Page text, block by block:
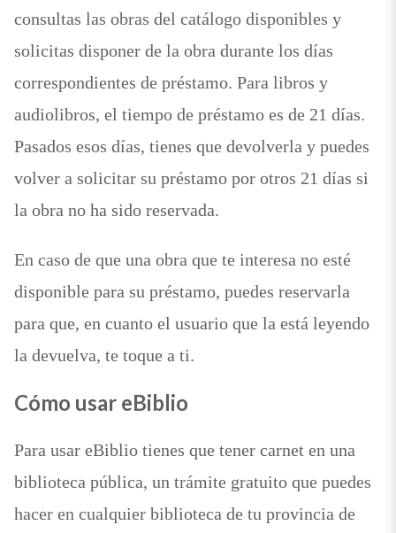
consultas las obras del catálogo disponibles y
solicitas disponer de la obra durante los días
correspondientes de préstamo. Para libros y
audiolibros, el tiempo de préstamo es de 21 días.
Pasados esos días, tienes que devolverla y puedes
volver a solicitar su préstamo por otros 21 días si
la obra no ha sido reservada.
En caso de que una obra que te interesa no esté
disponible para su préstamo, puedes reservarla
para que, en cuanto el usuario que la está leyendo
la devuelva, te toque a ti.
Cómo usar eBiblio
Para usar eBiblio tienes que tener carnet en una
biblioteca pública, un trámite gratuito que puedes
hacer en cualquier biblioteca de tu provincia de